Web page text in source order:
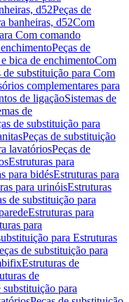
d52Peças de
banheiras, d52Com
Com comando
Peças de
bica de enchimentoCom
de substituição para Com
complementares para
de ligaçãoSistemas de
de
de substituição para
Peças de substituição
lavatóriosPeças de
Estruturas para
para bidésEstruturas para
para urinóisEstruturas
de substituição para
Estruturas para
para
para Estruturas
de substituição para
Estruturas de
de
substituição para